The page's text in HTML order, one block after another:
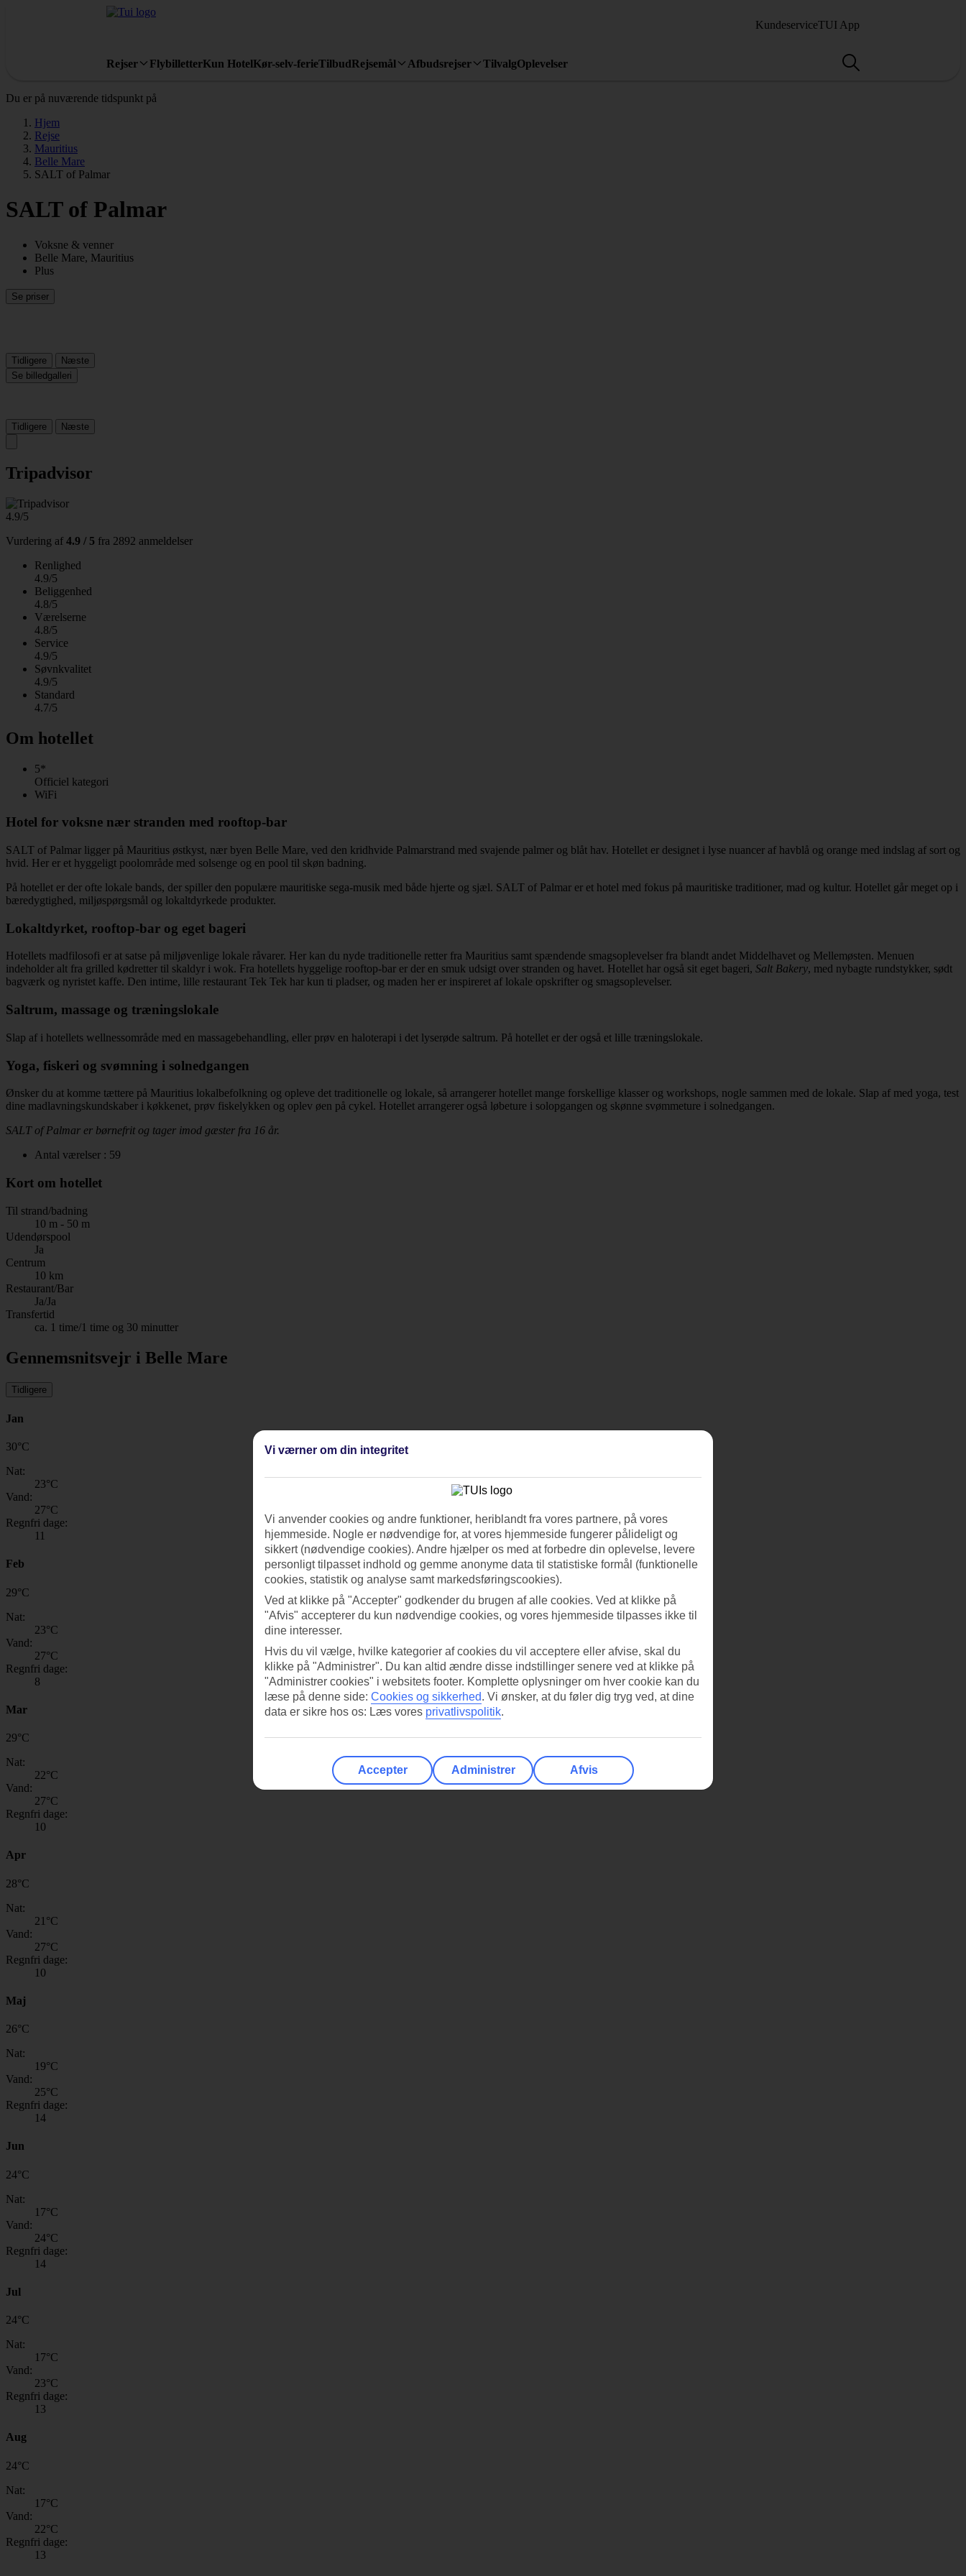
KundeserviceTUI App
Rejser FlybilletterKun HotelKør-selv-ferieTilbudRejsemål Afbudsrejser TilvalgOplevelser
Du er på nuværende tidspunkt på
Hjem
Rejse
Mauritius
Belle Mare
SALT of Palmar
SALT of Palmar
Voksne & venner
Belle Mare, Mauritius
Plus
Se priser
Tidligere
Næste
Se billedgalleri
Tidligere Næste
Tripadvisor
4.9/5
Vurdering af 4.9 / 5 fra 2892 anmeldelser
Renlighed
4.9/5
Beliggenhed
4.8/5
Værelserne
4.8/5
Service
4.9/5
Søvnkvalitet
4.9/5
Standard
4.7/5
Om hotellet
5*
Officiel kategori
WiFi
Hotel for voksne nær stranden med rooftop-bar
SALT of Palmar ligger på Mauritius østkyst, nær byen Belle Mare, ved den kridhvide Palmarstrand med svajende palmer og blåt hav. Hotellet er designet i lyse nuancer af havblå og orange med indslag af sort og
hvid. Her er et hyggeligt poolområde med solsenge og en pool til skøn badning.
På hotellet er der ofte lokale bands, der spiller den populære mauritiske sega-musik med både hjerte og sjæl. SALT of Palmar er et hotel med fokus på mauritiske traditioner, mad og kultur. Hotellet går meget op i
bæredygtighed, miljøspørgsmål og lokaltdyrkede produkter.
Lokaltdyrket, rooftop-bar og eget bageri
Hotellets madfilosofi er at satse på miljøvenlige lokale råvarer. Her kan du nyde traditionelle retter fra Mauritius samt spændende smagsoplevelser fra blandt andet Middelhavet og Mellemøsten. Menuen
indeholder alt fra grilled kødretter til skaldyr i wok. Fra hotellets hyggelige rooftop-bar er der en smuk udsigt over stranden og havet. Hotellet har også sit eget bageri, Salt Bakery, med nybagte rundstykker, sødt
bagværk og nyristet kaffe. Den intime, lille restaurant Tek Tek har kun ti pladser, og maden her er inspireret af lokale opskrifter og smagsoplevelser.
Saltrum, massage og træningslokale
Slap af i hotellets wellnessområde med en massagebehandling, eller prøv en haloterapi i det lyserøde saltrum. På hotellet er der også et lille træningslokale.
Yoga, fiskeri og svømning i solnedgangen
Ønsker du at komme tættere på Mauritius lokalbefolkning og opleve det traditionelle og lokale, så arrangerer hotellet mange forskellige klasser og workshops, nogle sammen med de lokale. Slap af med yoga, test
dine madlavningskundskaber i køkkenet, prøv fiskelykken og oplev øen på cykel. Hotellet arrangerer også løbeture i solopgangen og skønne svømmeture i solnedgangen.
SALT of Palmar er børnefrit og tager imod gæster fra 16 år.
Antal værelser : 59
Kort om hotellet
Til strand/badning
10 m - 50 m
Udendørspool
Ja
Centrum
10 km
Restaurant/Bar
Ja/Ja
Transfertid
ca. 1 time/1 time og 30 minutter
Gennemsnitsvejr i Belle Mare
Tidligere
Jan
30°C
Nat:
23°C
Vand:
27°C
Regnfri dage:
11
Feb
29°C
Nat:
23°C
Vand:
27°C
Regnfri dage:
8
Mar
29°C
Nat:
22°C
Vand:
27°C
Regnfri dage:
10
Apr
28°C
Nat:
21 °C
Vand:
27°C
Regnfri dage:
10
Maj
26°C
Nat:
19°C
Vand:
25°C
Regnfri dage:
14
Jun
24°C
Nat:
17°C
Vand:
24°C
Regnfri dage:
14
Jul
24°C
Nat:
17°C
Vand:
23°C
Regnfri dage:
13
Aug
24°C
Nat:
17°C
Vand:
22°C
Regnfri dage:
13
Vi værner om din integritet
Vi anvender cookies og andre funktioner, heriblandt fra vores partnere, på vores
hjemmeside. Nogle er nødvendige for, at vores hjemmeside fungerer pålideligt og
sikkert (nødvendige cookies). Andre hjælper os med at forbedre din oplevelse, levere
personligt tilpasset indhold og gemme anonyme data til statistiske formål (funktionelle
cookies, statistik og analyse samt markedsføringscookies).
Ved at klikke på "Accepter" godkender du brugen af alle cookies. Ved at klikke på
"Afvis" accepterer du kun nødvendige cookies, og vores hjemmeside tilpasses ikke til
dine interesser.
Hvis du vil vælge, hvilke kategorier af cookies du vil acceptere eller afvise, skal du
klikke på "Administrer". Du kan altid ændre disse indstillinger senere ved at klikke på
"Administrer cookies" i websitets footer. Komplette oplysninger om hver cookie kan du
læse på denne side: Cookies og sikkerhed. Vi ønsker, at du føler dig tryg ved, at dine
data er sikre hos os: Læs vores privatlivspolitik.
Accepter Administrer Afvis